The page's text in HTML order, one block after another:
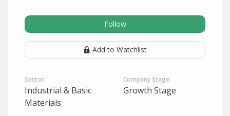
Follow
Add to Watchlist
Sector:
Industrial & Basic
Materials
Company Stage:
Growth Stage